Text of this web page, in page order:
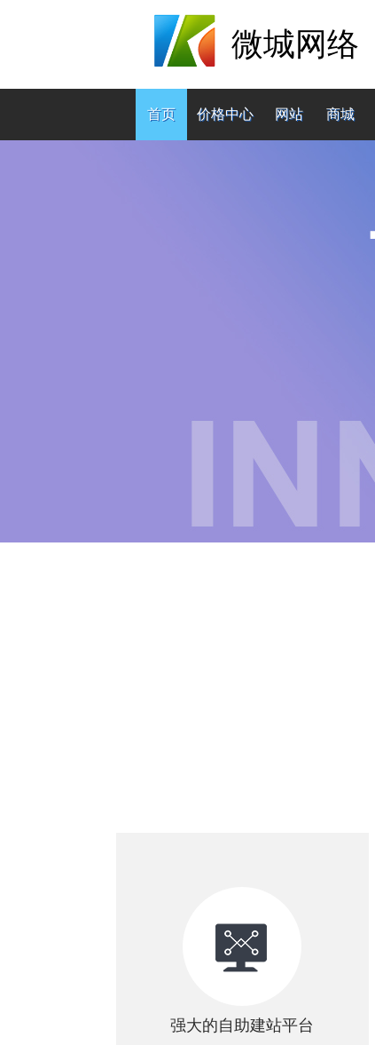
微城网络
首页 价格中心 网站 商城
强大的自助建站平台